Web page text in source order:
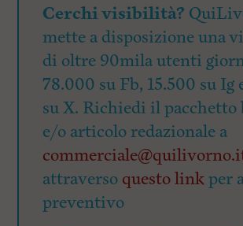
Cerchi visibilità?
mette a disposizione una
di oltre 90mila utenti
78.000 su Fb, 15.500 su Ig
su X. Richiedi il pacchetto
e/o articolo redazionale a
attraverso questo linkper
preventivo